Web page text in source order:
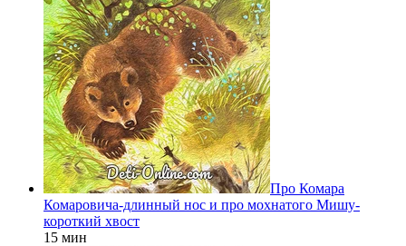
Про Комара
Комаровича-длинный нос и про мохнатого Мишу-
короткий хвост
15 мин